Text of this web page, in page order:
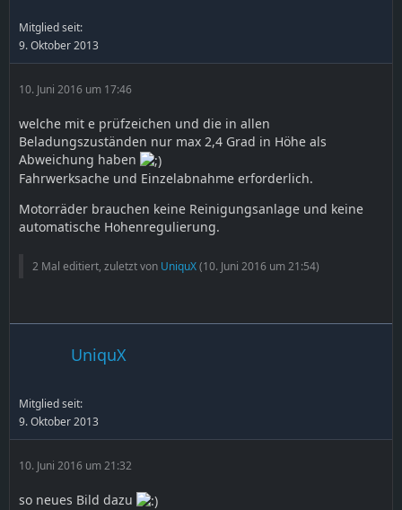
Mitglied seit:
9. Oktober 2013
10. Juni 2016 um 17:46
welche mit e prüfzeichen und die in allen
Beladungszuständen nur max 2,4 Grad in Höhe als
Abweichung haben
Fahrwerksache und Einzelabnahme erforderlich.
Motorräder brauchen keine Reinigungsanlage und keine
automatische Hohenregulierung.
2 Mal editiert, zuletzt von UniquX(10. Juni 2016 um 21:54)
UniquX
Mitglied seit:
9. Oktober 2013
10. Juni 2016 um 21:32
so neues Bild dazu